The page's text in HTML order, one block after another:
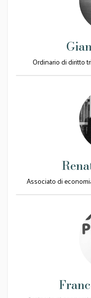
Ordinario di diritto
Associato di